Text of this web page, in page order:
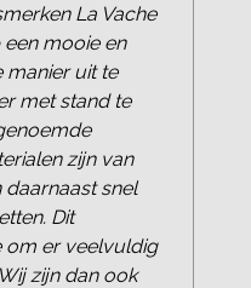
La Vache
mooie en
manier uit te
met stand te
zijn van
snel
Dit
om er veelvuldig
zijn dan ook